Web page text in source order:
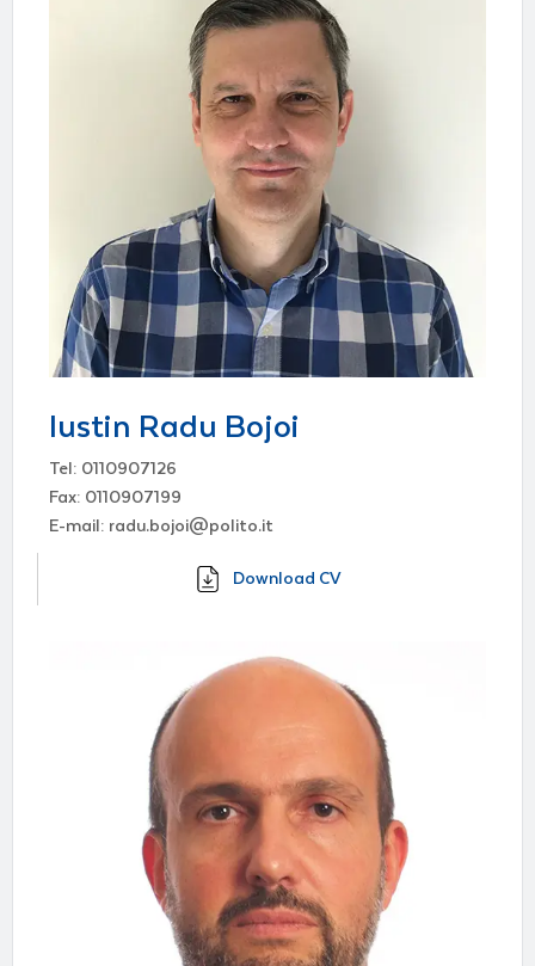
Iustin Radu Bojoi
Tel: 0110907126
Fax: 0110907199
E-mail: radu.bojoi@polito.it
Download CV